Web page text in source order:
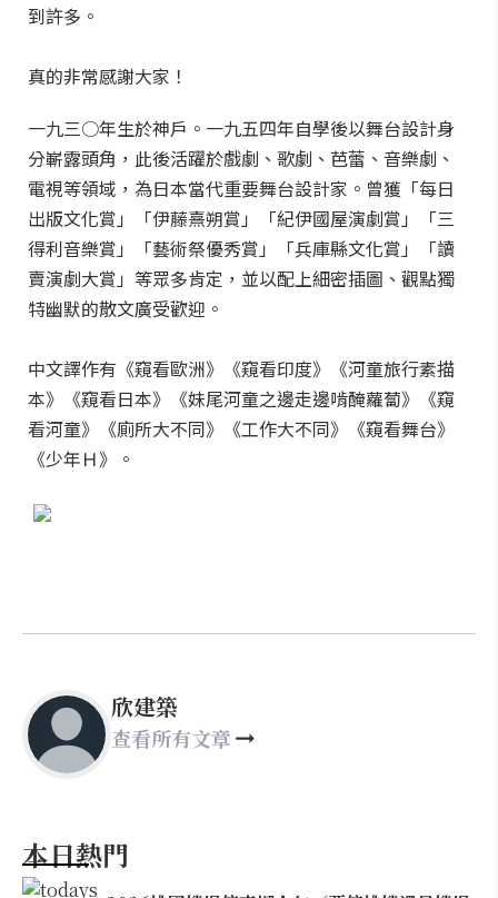
到許多。
真的非常感謝大家！
一九三○年生於神戶。一九五四年自學後以舞台設計身
分嶄露頭角，此後活躍於戲劇、歌劇、芭蕾、音樂劇、
電視等領域，為日本當代重要舞台設計家。曾獲「每日
出版文化賞」「伊藤熹朔賞」「紀伊國屋演劇賞」「三
得利音樂賞」「藝術祭優秀賞」「兵庫縣文化賞」「讀
賣演劇大賞」等眾多肯定，並以配上細密插圖、觀點獨
特幽默的散文廣受歡迎。
中文譯作有《窺看歐洲》《窺看印度》《河童旅行素描
本》《窺看日本》《妹尾河童之邊走邊啃醃蘿蔔》《窺
看河童》《廁所大不同》《工作大不同》《窺看舞台》
《少年Ｈ》。
欣建築
查看所有文章
本日熱門